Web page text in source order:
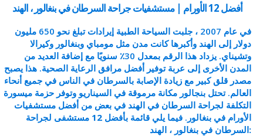
أفضل 12 الأورام | مستشفيات جراحة السرطان في بنغالور ، الهند
في عام 2007 ، جلبت السياحة الطبية إيرادات تبلغ نحو 650 مليون
دولار إلى الهند وأكبرها كانت مدن مثل مومباي وبنغالور وكيرالا
وتشيناي. يزداد هذا الرقم بمعدل 30٪ سنويًا مع إضافة العديد من
المدن الأخرى إلى عربة توفير أفضل مرافق الرعاية الصحية. هذا يصبح
مصدر قلق كبير مع زيادة الإصابة بالسرطان في الناس في جميع أنحاء
العالم. تحتل بنجالور مكانة مرموقة في السيناريو وتوفر حزمة ميسورة
التكلفة لجراحة السرطان في الهند في بعض من أفضل مستشفيات
الأورام في بنغالور.
فيما يلي قائمة بأفضل 12 مستشفى لجراحة
السرطان في بنغالور ، الهند: